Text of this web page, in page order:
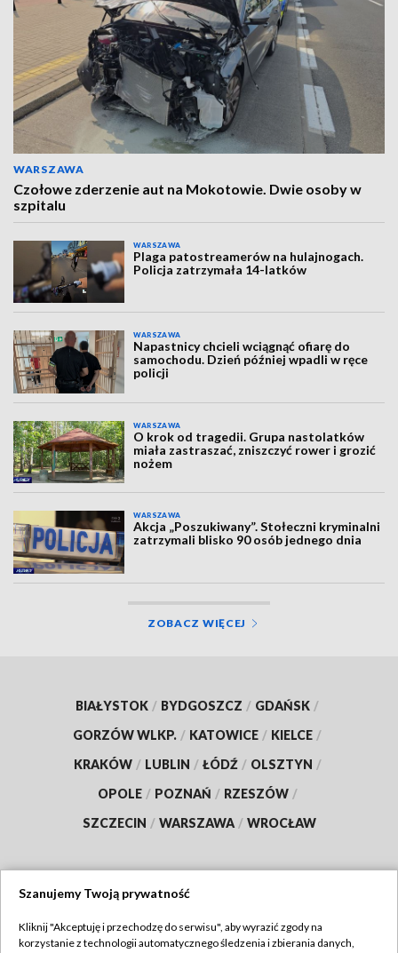
WARSZAWA
Czołowe zderzenie aut na Mokotowie. Dwie osoby w
szpitalu
WARSZAWA
Plaga patostreamerów na hulajnogach.
Policja zatrzymała 14-latków
WARSZAWA
Napastnicy chcieli wciągnąć ofiarę do
samochodu. Dzień później wpadli w ręce
policji
WARSZAWA
O krok od tragedii. Grupa nastolatków
miała zastraszać, zniszczyć rower i grozić
nożem
WARSZAWA
Akcja „Poszukiwany”. Stołeczni kryminalni
zatrzymali blisko 90 osób jednego dnia
ZOBACZ WIĘCEJ
BIAŁYSTOK / BYDGOSZCZ / GDAŃSK /
GORZÓW WLKP. / KATOWICE / KIELCE /
KRAKÓW / LUBLIN / ŁÓDŹ / OLSZTYN /
OPOLE / POZNAŃ / RZESZÓW /
SZCZECIN / WARSZAWA / WROCŁAW
TVP
Szanujemy Twoją prywatność
Kliknij "Akceptuję i przechodzę do serwisu", aby wyrazić zgody na
korzystanie z technologii automatycznego śledzenia i zbierania danych,